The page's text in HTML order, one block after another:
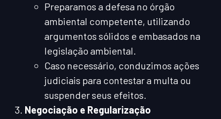
Preparamos a defesa no órgão
ambiental competente, utilizando
argumentos sólidos e embasados na
legislação ambiental.
Caso necessário, conduzimos ações
judiciais para contestar a multa ou
suspender seus efeitos.
Negociação e Regularização